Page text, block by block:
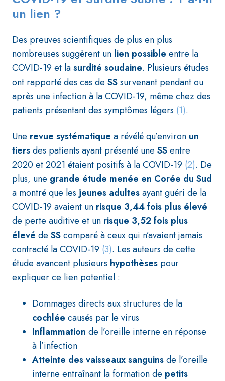
un lien ?
Des preuves scientifiques de plus en plus
nombreuses suggèrent un lien possible entre la
COVID-19 et lasurdité soudaine. Plusieurs études
ont rapporté des cas de SSsurvenant pendant ou
après une infection à la COVID-19, même chez des
patients présentant des symptômes légers (1).
Une revue systématique a révélé qu’environ un
tiersdes patients ayant présenté une SSentre
2020 et 2021 étaient positifs à la COVID-19 (2). De
plus, une grande étude menée en Corée du Sud
a montré que les jeunes adultesayant guéri de la
COVID-19 avaient un risque 3,44 fois plus élevé
de perte auditive et un risque 3,52 fois plus
élevé de SScomparé à ceux qui n’avaient jamais
contracté la COVID-19 (3). Les auteurs de cette
étude avancent plusieurs hypothèses pour
expliquer ce lien potentiel :
Dommages directs aux structures de la
cochlée causés par le virus
Inflammation de l’oreille interne en réponse
à l’infection
Atteinte des vaisseaux sanguinsde l’oreille
interne entraînant la formation de petits